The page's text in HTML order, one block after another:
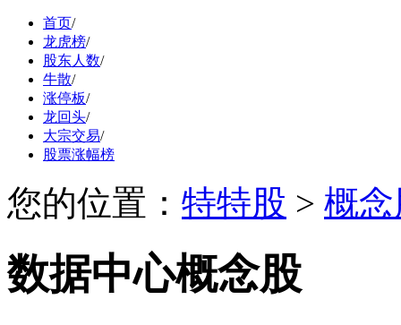
首页/
龙虎榜/
股东人数/
牛散/
涨停板/
龙回头/
大宗交易/
股票涨幅榜
您的位置： 特特股 > 概
数据中心概念股